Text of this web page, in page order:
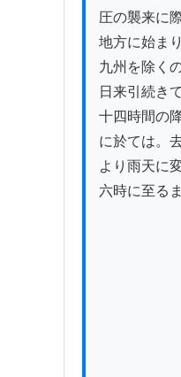
圧の襲来に
地方に始ま
九州を除く
日来引続き
十四時間の
に於ては。
より雨天に
六時に至る